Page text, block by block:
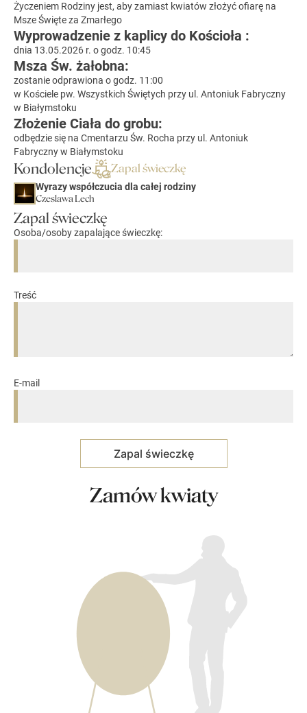
Życzeniem Rodziny jest, aby zamiast kwiatów złożyć ofiarę na
Msze Święte za Zmarłego
Wyprowadzenie z kaplicy do Kościoła :
dnia 13.05.2026 r. o godz. 10:45
Msza Św. żałobna:
zostanie odprawiona o godz. 11:00
w Kościele pw. Wszystkich Świętych przy ul. Antoniuk Fabryczny
w Białymstoku
Złożenie Ciała do grobu:
odbędzie się na Cmentarzu Św. Rocha przy ul. Antoniuk
Fabryczny w Białymstoku
Kondolencje Zapal świeczkę
Wyrazy współczucia dla całej rodziny
Czeslawa Lech
Zapal świeczkę
Osoba/osoby zapalające świeczkę:
Treść
E-mail
Zamów kwiaty